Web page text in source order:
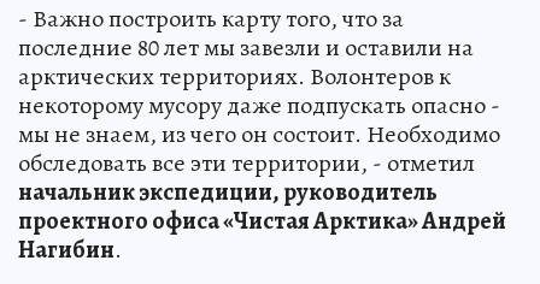
- Важно построить карту того, что за
последние 80 лет мы завезли и оставили на
арктических территориях. Волонтеров к
некоторому мусору даже подпускать опасно -
мы не знаем, из чего он состоит. Необходимо
обследовать все эти территории, - отметил
начальник экспедиции, руководитель
проектного офиса «Чистая Арктика» Андрей
Нагибин.